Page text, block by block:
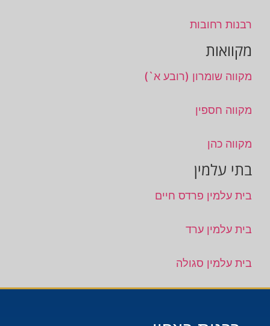
רבנות רחובות
מקוואות
מקווה שומרון (רובע א`)
מקווה חספין
מקווה כהן
בתי עלמין
בית עלמין פרדס חיים
בית עלמין ערד
בית עלמין סגולה